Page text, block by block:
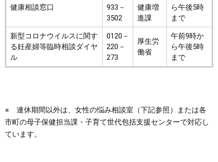
健康相談窓口
933－
3502
健康増
進課
ら午後5時
まで
新型コロナウイルスに関す
る妊産婦等臨時相談ダイヤ
ル
0120－
220－
273
厚生労
働省
午前9時か
ら午後5時
まで
※ 連休期間以外は、女性の悩み相談室（下記参照）または各
市町の母子保健担当課・子育て世代包括支援センターで対応し
ています。